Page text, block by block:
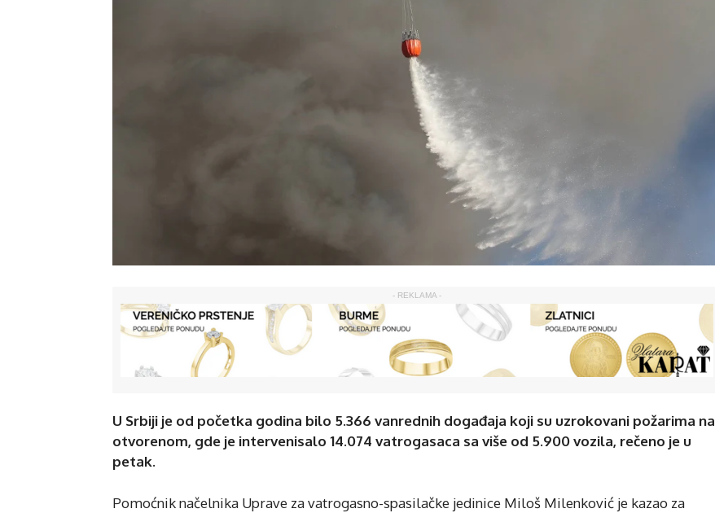
- REKLAMA -
U Srbiji je od početka godina bilo 5.366 vanrednih događaja koji su uzrokovani požarima na
otvorenom, gde je intervenisalo 14.074 vatrogasaca sa više od 5.900 vozila, rečeno je u
petak.
Pomoćnik načelnika Uprave za vatrogasno-spasilačke jedinice Miloš Milenković je kazao za